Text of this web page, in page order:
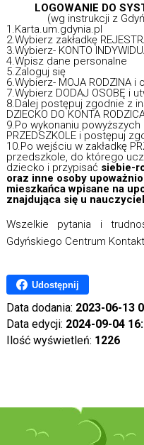
LOGOWANIE DO
(wg instrukcji z
1.Karta.um.gdynia.pl
2.Wybierz zakładkę
3.Wybierz- KONTO
4.Wpisz dane personalne
5.Zaloguj się
6.Wybierz- MOJA RODZINA i
7.Wybierz DODAJ OSOBĘ i
8.Dalej postępuj zgodnie z
DZIECKO DO KONTA
9.Po wykonaniu
PRZEDSZKOLE i postępuj
10.Po wejściu w zakładkę
przedszkole, do którego
dziecko i przypisać siebie-
oraz inne osoby
mieszkańca wpisane na
znajdująca się u
Wszelkie pytania i
Gdyńskiego Centrum
Udostępnij
Data dodania: 2023-06-13
Data edycji: 2024-09-04
Ilość wyświetleń: 1226